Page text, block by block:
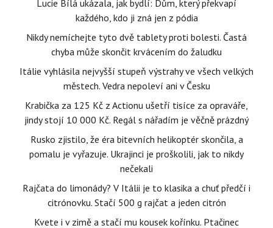
Lucie Bílá ukázala, jak bydlí: Dům, který překvapí
každého, kdo ji zná jen z pódia
Nikdy nemíchejte tyto dvě tablety proti bolesti. Častá
chyba může skončit krvácením do žaludku
Itálie vyhlásila nejvyšší stupeň výstrahy ve všech velkých
městech. Vedra nepoleví ani v Česku
Krabička za 125 Kč z Actionu ušetří tisíce za opraváře,
jindy stojí 10 000 Kč. Regál s nářadím je věčně prázdný
Rusko zjistilo, že éra bitevních helikoptér skončila, a
pomalu je vyřazuje. Ukrajinci je proškolili, jak to nikdy
nečekali
Rajčata do limonády? V Itálii je to klasika a chuť předčí i
citrónovku. Stačí 500 g rajčat a jeden citrón
Kvete i v zimě a stačí mu kousek kořínku. Ptačinec